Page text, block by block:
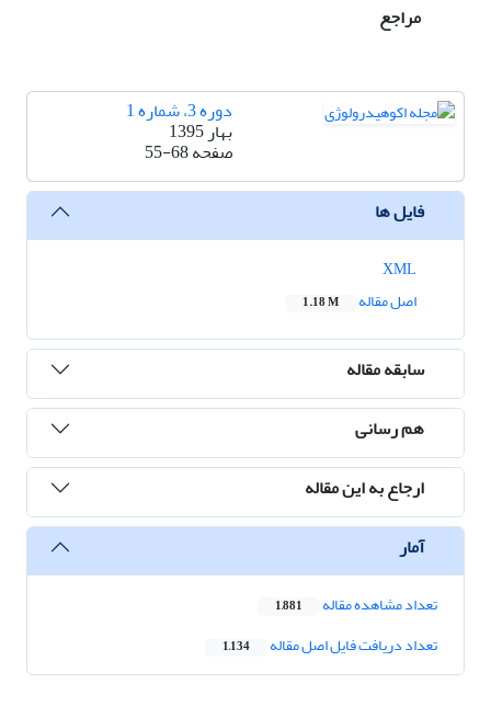
مراجع
دوره 3، شماره 1
بهار 1395
صفحه55-68
فایل ها
اصل مقاله
1.18 M
سابقه مقاله
هم رسانی
ارجاع به این مقاله
آمار
تعداد مشاهده مقاله 1,881
تعداد دریافت فایل اصل مقاله 1,134